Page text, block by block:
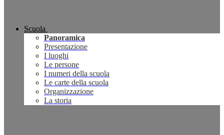
Scuola
Panoramica
Presentazione
I luoghi
Le persone
I numeri della scuola
Le carte della scuola
Organizzazione
La storia